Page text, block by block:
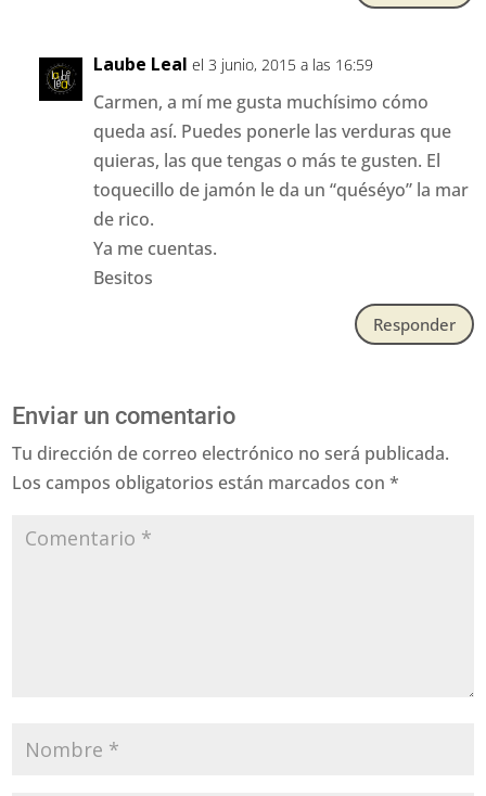
Laube Leal el 3 junio, 2015 a las 16:59
Carmen, a mí me gusta muchísimo cómo
queda así. Puedes ponerle las verduras que
quieras, las que tengas o más te gusten. El
toquecillo de jamón le da un “quéséyo” la mar
de rico.
Ya me cuentas.
Besitos
Responder
Enviar un comentario
Tu dirección de correo electrónico no será publicada.
Los campos obligatorios están marcados con*